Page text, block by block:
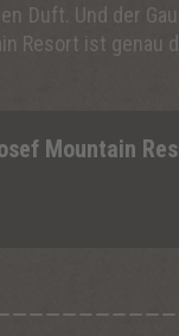
Duft. Und der
Resort ist genau
Mountain